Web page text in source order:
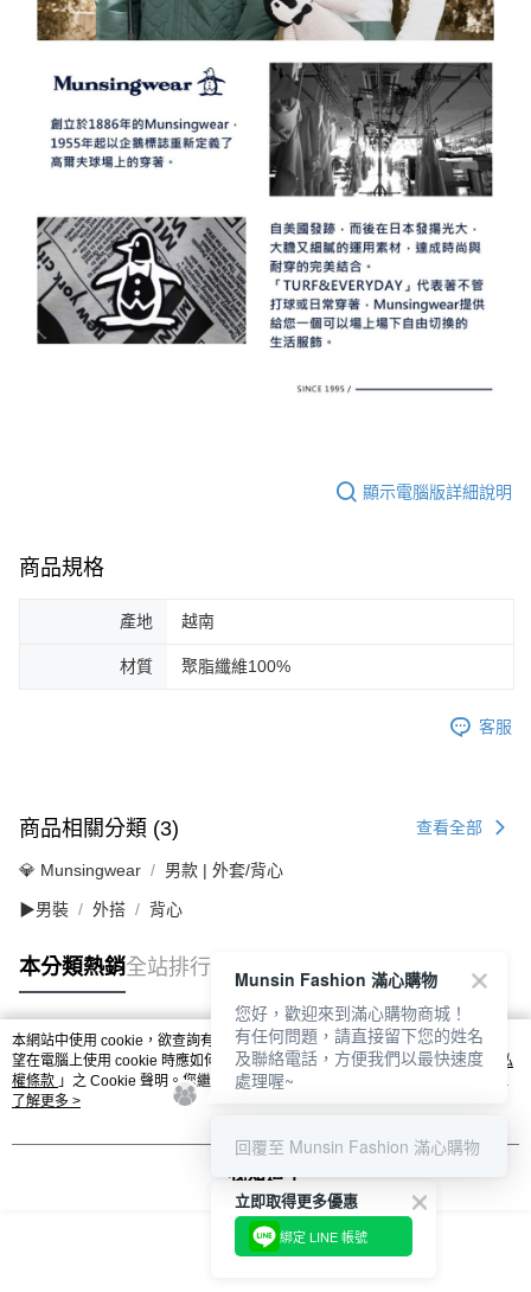
顯示電腦版詳細說明
商品規格
產地 越南
材質 聚脂纖維100%
客服
商品相關分類 (3) 查看全部
💎 Munsingwear 男款 | 外套/背心
▶男裝 外搭 背心
本分類熱銷全站排行
熱門標籤
本網站中使用 cookie，欲查詢有關本網站使用 cookie 方式之詳情，及若您不希
望在電腦上使用 cookie 時應如何變更電腦的 cookie 設定，請參閱本網站「
隱私
權條款 」之 Cookie 聲明。您繼續使用本網站即表示您同意本公司得按本網站使
用條款之 Cookie 聲明使用 cookie。
了解更多 >
我知道了
立即取得更多優惠
綁定 LINE 帳號
Munsin Fashion 滿心購物
您好，歡迎來到滿心購物商城！
有任何問題，請直接留下您的姓名
及聯絡電話，方便我們以最快速度
處理喔~
回覆至 Munsin Fashion 滿心購物